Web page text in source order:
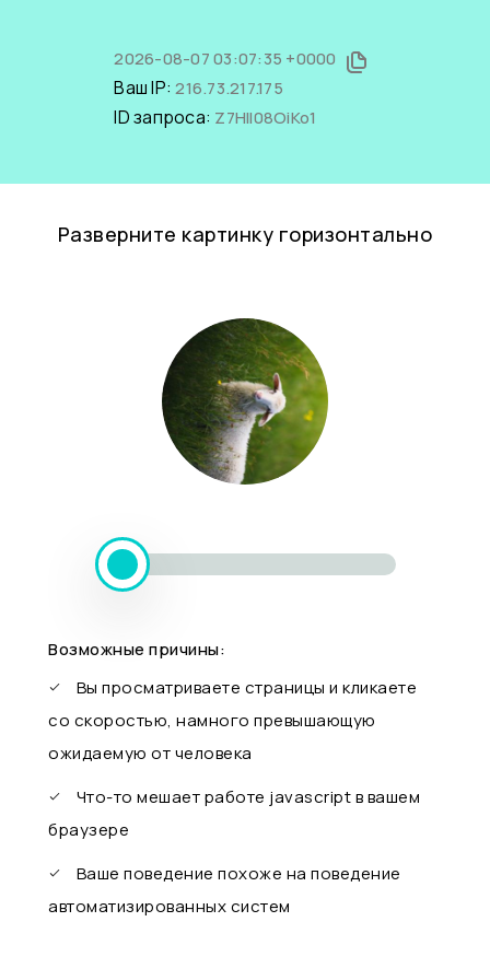
2026-08-07 03:07:35 +0000
Ваш IP:216.73.217.175
ID запроса: Z7HlI08OiKo1
Разверните картинку горизонтально
Возможные причины:
Вы просматриваете страницы и кликаете
со скоростью, намного превышающую
ожидаемую от человека
Что-то мешает работе javascript в вашем
браузере
Ваше поведение похоже на поведение
автоматизированных систем